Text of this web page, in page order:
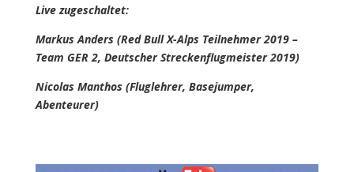
Live zugeschaltet:
Markus Anders (Red Bull X-Alps Teilnehmer 2019 –
Team GER 2, Deutscher Streckenflugmeister 2019)
Nicolas Manthos (Fluglehrer, Basejumper,
Abenteurer)